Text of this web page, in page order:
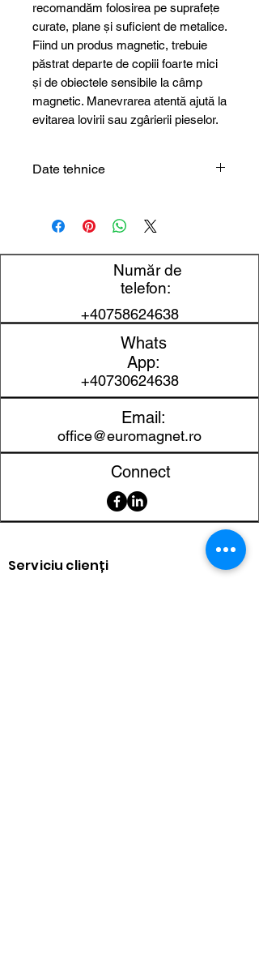
recomandăm folosirea pe suprafețe
curate, plane și suficient de metalice.
Fiind un produs magnetic, trebuie
păstrat departe de copiii foarte mici
și de obiectele sensibile la câmp
magnetic. Manevrarea atentă ajută la
evitarea lovirii sau zgârierii pieselor.
Date tehnice
magnetic
Oval
WZONE
Cantitate 1 buc.
recomandată
Birou, frigider,
organizare
Număr de
telefon:
+40758624638
Whats
App:
+40730624638
Email:
office@euromagnet.ro
Connect
Serviciu clienți